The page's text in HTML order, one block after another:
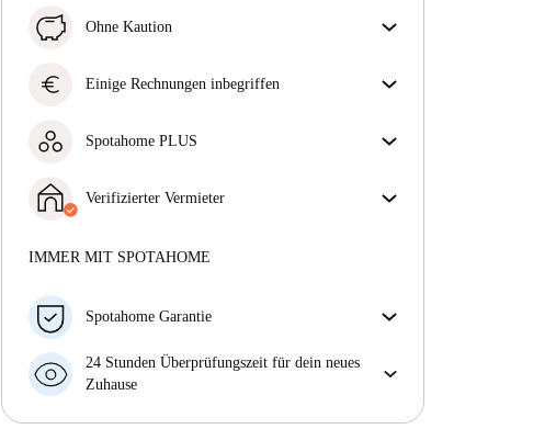
Ohne Kaution
Immobilien.
euro Einige Rechnungen inbegriffen
Sieh dir die Beschreibung des Inserats an, um zu
Spotahome PLUS
indem Zugang zu höchsten Sicherheitsstandards und
zusätzlicher Unterstützung während der Mietdauer
Verifizierter Vermieter
Mehr über diesen Vermieter
IMMER MIT SPOTAHOME
Spotahome Garantie
Falls der Vermieter deine Buchung kurzfristig
storniert, werden wir dir entweder A) ein Hotel
finden oder B) den gezahlten Betrag vollständig
24 Stunden Überprüfungszeit für dein neues
Zuhause